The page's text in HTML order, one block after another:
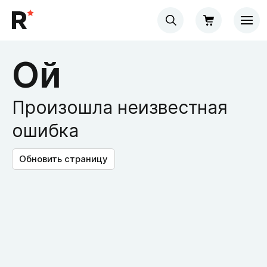
Ой
Произошла неизвестная
ошибка
Обновить страницу